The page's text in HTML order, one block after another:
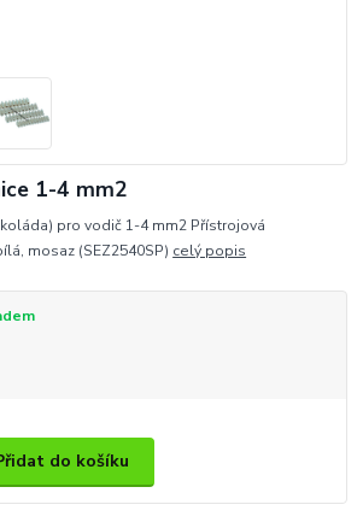
1-4 mm2
pro vodič 1-4 mm2 Přístrojová
mosaz (SEZ2540SP) celý popis
do košíku